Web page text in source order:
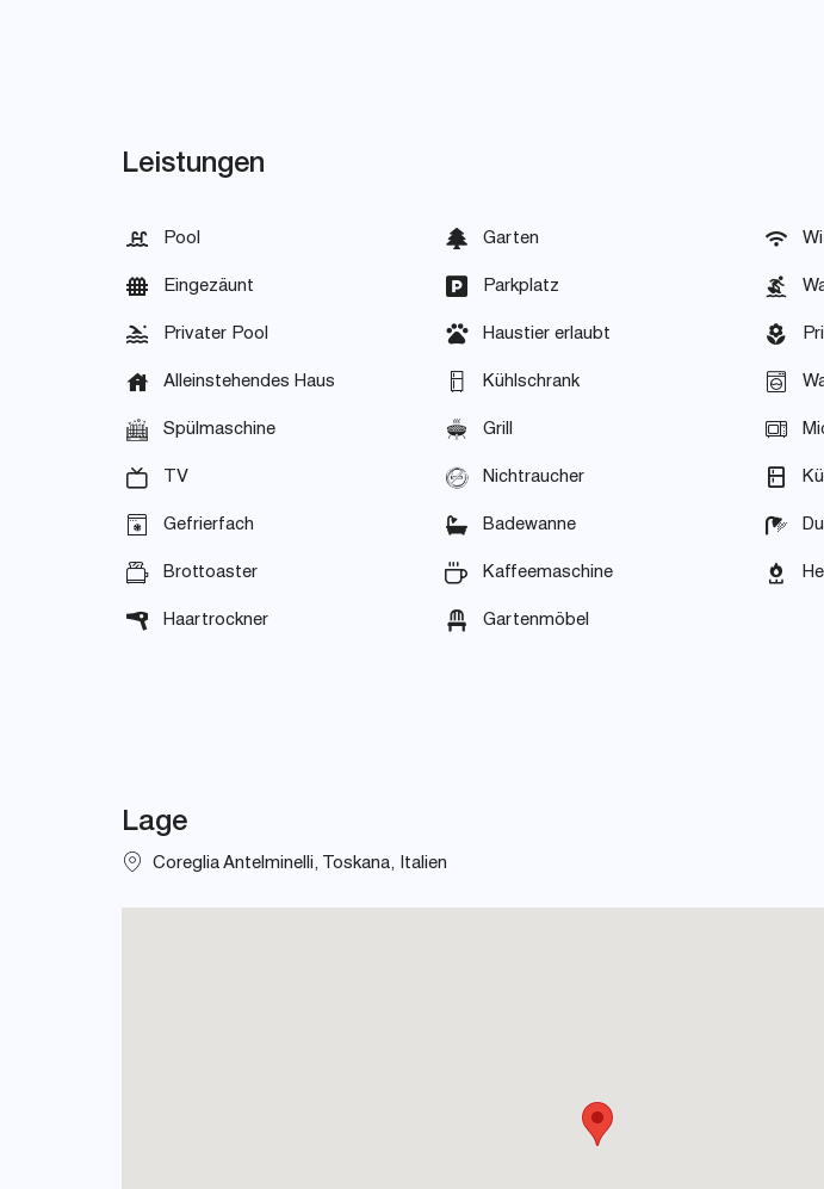
Leistungen
Pool Garten
Eingezäunt Parkplatz
Privater Pool Haustier erlaubt
Alleinstehendes Haus Kühlschrank
Spülmaschine Grill
TV Nichtraucher
Gefrierfach Badewanne
Brottoaster Kaffeemaschine
Haartrockner Gartenmöbel
Lage
Coreglia Antelminelli, Toskana, Italien